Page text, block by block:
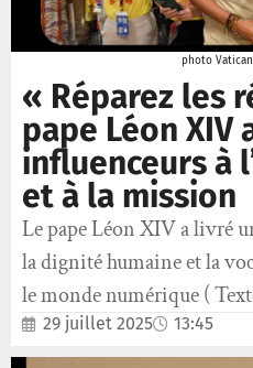
photo
« Réparez les
pape Léon XIV
influenceurs à
et à la mission
Le pape Léon XIV a livré
la dignité humaine et la
le monde numérique (
29 juillet 2025 13:45